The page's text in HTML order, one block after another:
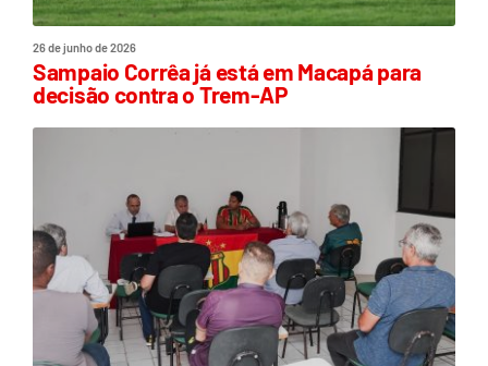
26 de junho de 2026
Sampaio Corrêa já está em Macapá para
decisão contra o Trem-AP